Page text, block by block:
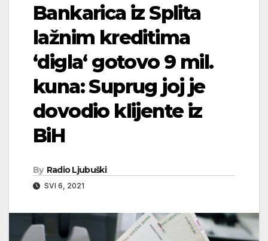
Bankarica iz Splita
lažnim kreditima
‘digla‘ gotovo 9 mil.
kuna: Suprug joj je
dovodio klijente iz
BiH
By Radio Ljubuški
SVI 6, 2021